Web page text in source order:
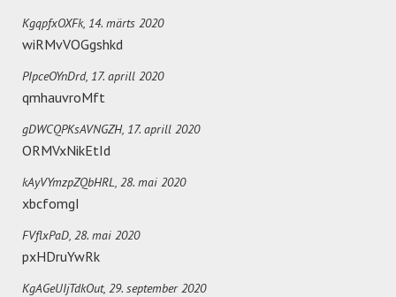
KgqpfxOXFk, 14. märts 2020
wiRMvVOGgshkd
PIpceOYnDrd, 17. aprill 2020
qmhauvroMft
gDWCQPKsAVNGZH, 17. aprill 2020
ORMVxNikEtId
kAyVYmzpZQbHRL, 28. mai 2020
xbcfomgI
FVflxPaD, 28. mai 2020
pxHDruYwRk
KgAGeUIjTdkOut, 29. september 2020